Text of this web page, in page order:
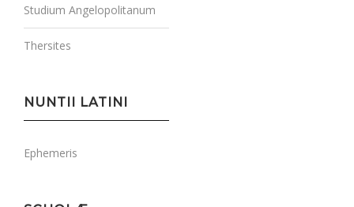
Studium Angelopolitanum
Thersites
NUNTII LATINI
Ephemeris